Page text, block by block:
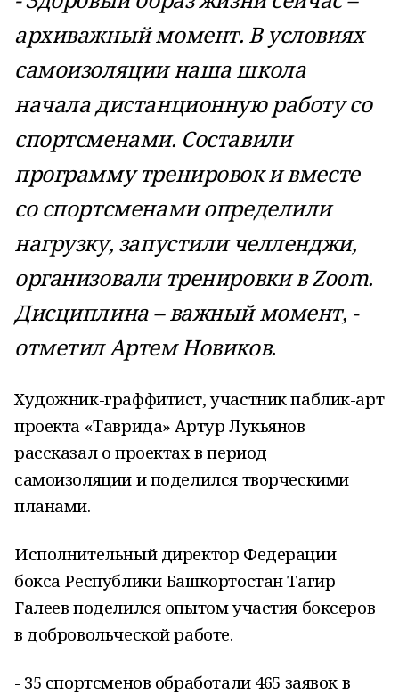
архиважный момент. В условиях
самоизоляции наша школа
начала дистанционную работу со
спортсменами. Составили
программу тренировок и вместе
со спортсменами определили
нагрузку, запустили челленджи,
организовали тренировки в Zoom.
Дисциплина – важный момент, -
отметил Артем Новиков.
Художник-граффитист, участник паблик-арт
проекта «Таврида» Артур Лукьянов
рассказал о проектах в период
самоизоляции и поделился творческими
планами.
Исполнительный директор Федерации
бокса Республики Башкортостан Тагир
Галеев поделился опытом участия боксеров
в добровольческой работе.
- 35 спортсменов обработали 465 заявок в